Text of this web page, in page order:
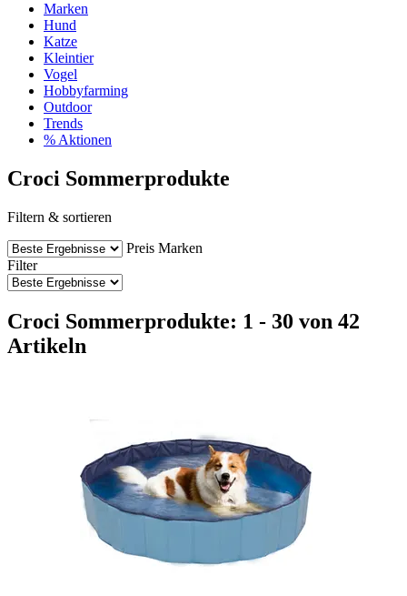
Marken
Hund
Katze
Kleintier
Vogel
Hobbyfarming
Outdoor
Trends
% Aktionen
Croci Sommerprodukte
Filtern & sortieren
Preis Marken
Filter
Croci Sommerprodukte: 1 - 30 von 42
Artikeln